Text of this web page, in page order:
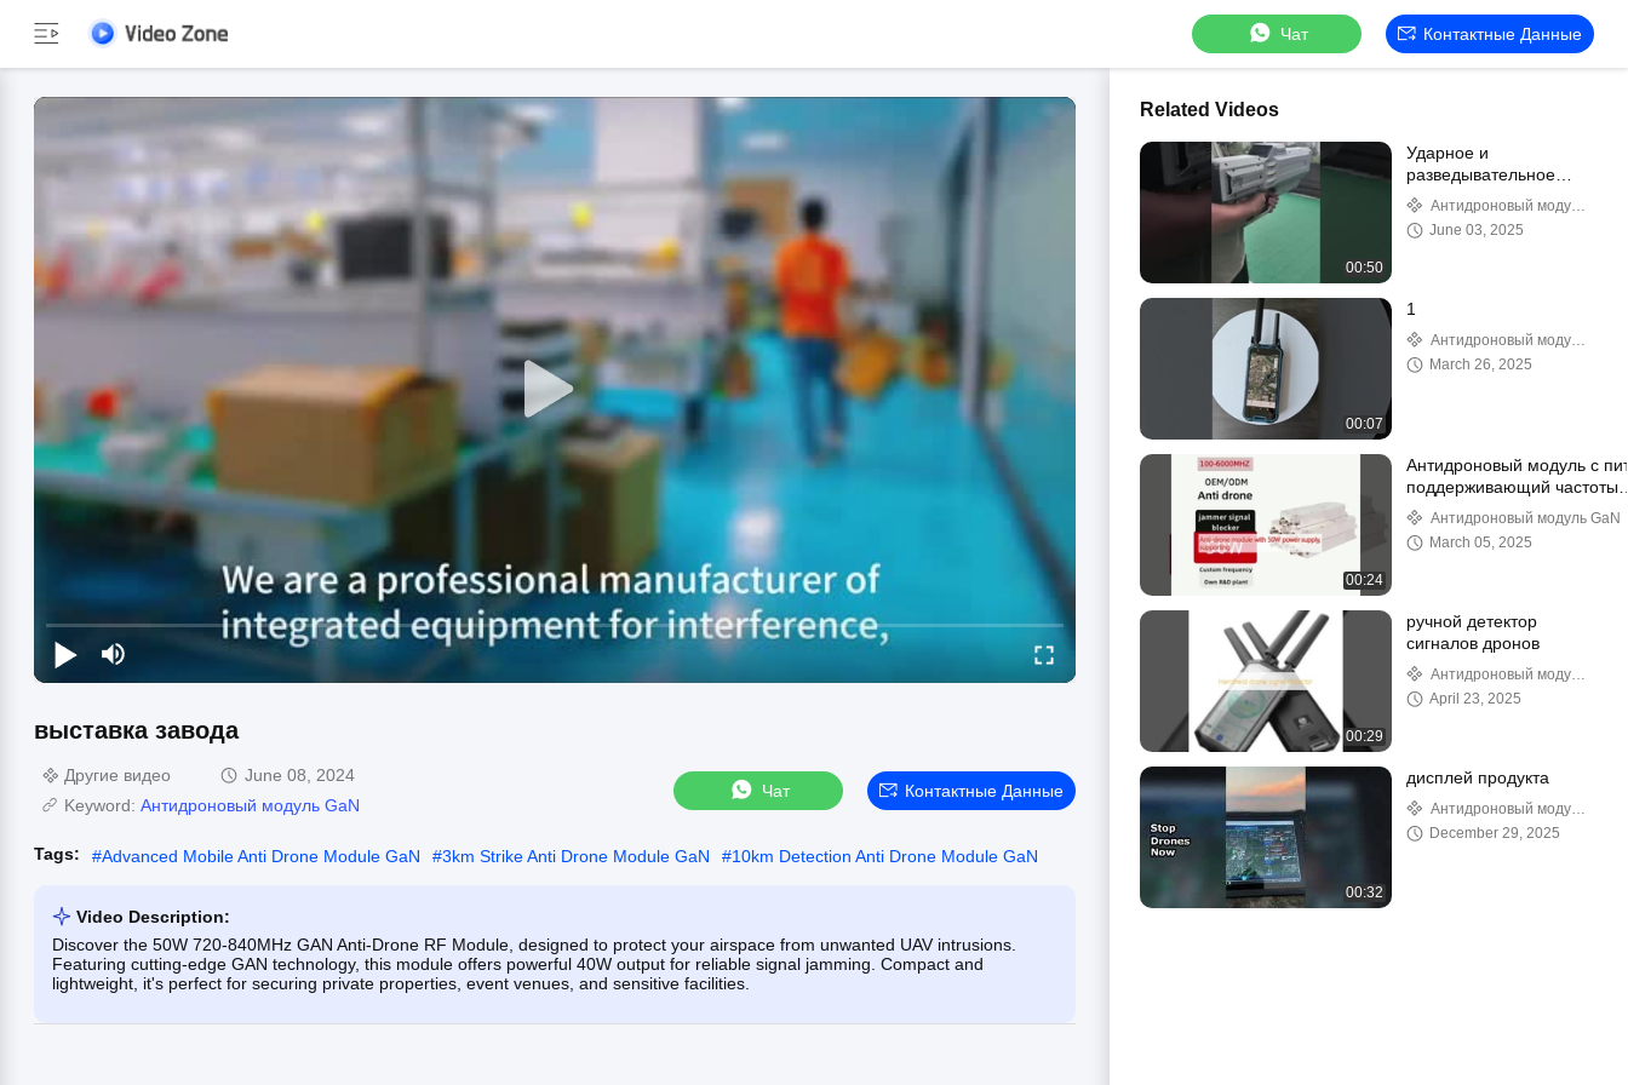
Чат Контактные Данные
выставка завода
Другие видео
June 08, 2024
Keyword: Антидроновый модуль GaN
Чат Контактные Данные
Tags: #Advanced Mobile Anti Drone Module GaN #3km Strike Anti Drone Module GaN #10km Detection Anti Drone Module GaN
Video Description:
Discover the 50W 720-840MHz GAN Anti-Drone RF Module, designed to protect your airspace from unwanted UAV intrusions.
Featuring cutting-edge GAN technology, this module offers powerful 40W output for reliable signal jamming. Compact and
lightweight, it's perfect for securing private properties, event venues, and sensitive facilities.
Related Videos
00:50
Ударное и
разведывательное
оборудование для
ручных беспилотных
летательных
Антидроновый модуль
GaNJune 03, 2025
00:07
1
Антидроновый модуль
GaNMarch 26, 2025
00:24
Антидроновый модуль с
поддерживающий частоты
433M/800M/900M/1.2G/
настраиваемый модуль
Антидроновый модуль GaN
March 05, 2025
00:29
ручной детектор
сигналов дронов
Антидроновый модуль
GaNApril 23, 2025
00:32
дисплей продукта
Антидроновый модуль
GaNDecember 29, 2025